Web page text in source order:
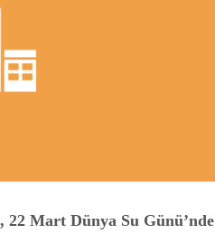
22 Mart Dünya Su